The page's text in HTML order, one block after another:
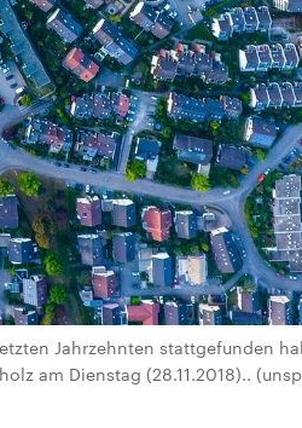
Jahrzehnten stattgefunden
am Dienstag (28.11.2018)..